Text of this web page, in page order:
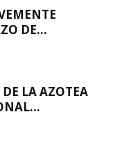
DE...
LA AZOTEA